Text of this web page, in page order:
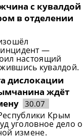
с кувалдой
в отделении
—
настоящий
кувалдой.
дислокации
ждёт
30.07
Крым
уголовное дело о
измене.